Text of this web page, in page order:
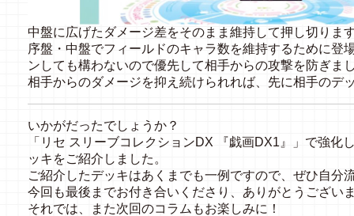
中盤に広げたダメージ差をそのまま維持して押し切りま
序盤・中盤でフィールドのキャラ数を維持するために登
ンしても構わないので優先して相手からの攻撃を防ぎま
相手からのダメージを抑え続けられれば、先に相手のデ
いかがだったでしょうか？
「リセ スリーブコレクションDX 『戯画DX1』」で強化
ッキをご紹介しました。
ご紹介したデッキはあくまでも一例ですので、ぜひ自分
今回も最後までお付き合いくださり、ありがとうござい
それでは、また次回のコラムもお楽しみに！